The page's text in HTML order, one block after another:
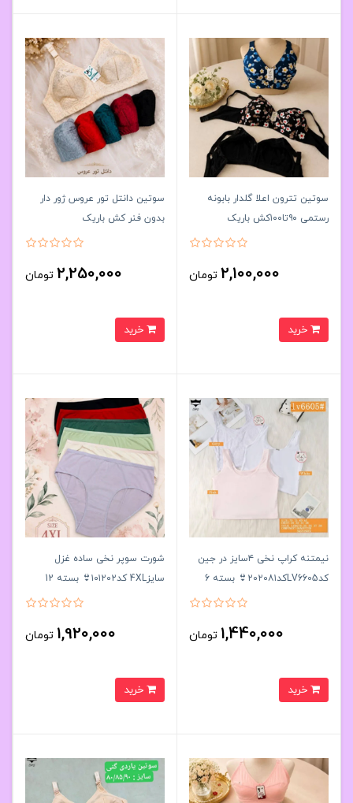
سوتین تترون اعلا گلدار بابونه
رستمی ۹۰تا۱۰۰کش باریک
2,100,000 تومان
سوتین دانتل تور عروس ژور دار
بدون فنر کش باریک
2,250,000 تومان
نیمتنه کراپ نخی ۴سایز در جین
کدLV6605کد۲۰۲۰۸۱👙 بسته 6
1,440,000 تومان
شورت سوپر نخی ساده غزل
سایز4XL کد۱۰۱۲۰۲👙 بسته 12
1,920,000 تومان